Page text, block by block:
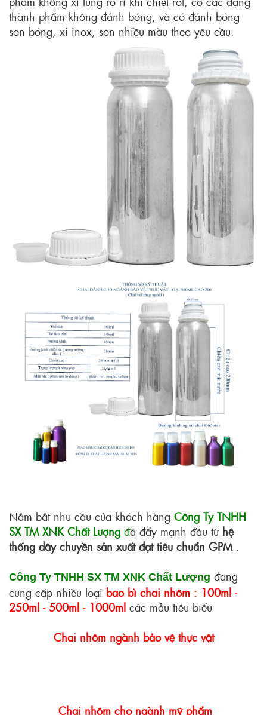
thành phẩm không đánh bóng, và có đánh bóng
sơn bóng, xi inox, sơn nhiều màu theo yêu cầu.
Nắm bắt nhu cầu của khách hàng Công Ty TNHH
SX TM XNK Chất Lượng đã đẩy mạnh đầu từ hệ
thống dây chuyền sản xuất đạt tiêu chuẩn GPM.
Công Ty TNHH SX TM XNK Chất Lượng đang
cung cấp nhiều loại bao bì chai nhôm : 100ml -
250ml - 500ml - 1000ml các mẫu tiêu biểu
Chai nhôm ngành bảo vệ thực vật
Chai nhôm cho ngành mỹ phẩm